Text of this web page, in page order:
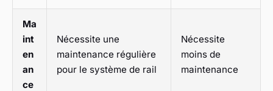
Ma
int
en
an
ce
Nécessite une
maintenance régulière
pour le système de rail
Nécessite
moins de
maintenance